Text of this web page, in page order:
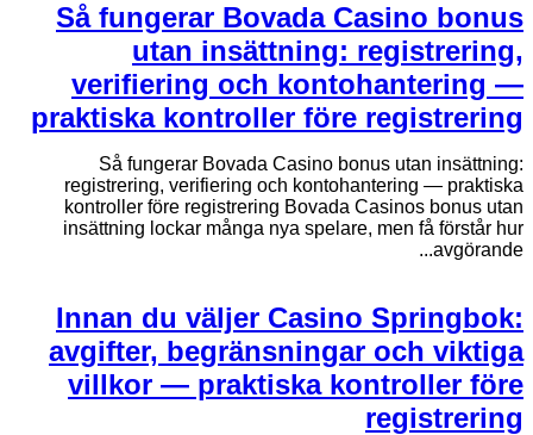
Så fungerar Bovada Casino bonus
utan insättning: registrering,
verifiering och kontohantering —
praktiska kontroller före registrering
Så fungerar Bovada Casino bonus utan insättning:
registrering, verifiering och kontohantering — praktiska
kontroller före registrering Bovada Casinos bonus utan
insättning lockar många nya spelare, men få förstår hur
avgörande...
Innan du väljer Casino Springbok:
avgifter, begränsningar och viktiga
villkor — praktiska kontroller före
registrering